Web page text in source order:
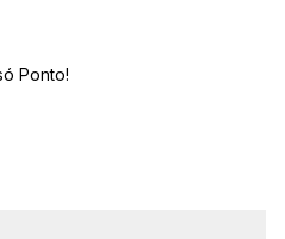
Ponto!